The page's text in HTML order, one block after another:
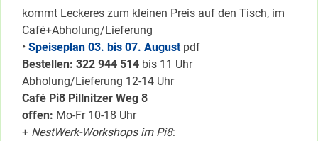
kommt Leckeres zum kleinen Preis auf den Tisch, im
Café+Abholung/Lieferung
• Speiseplan 03. bis 07. August pdf
Bestellen: 322 944 514 bis 11 Uhr
Abholung/Lieferung 12-14 Uhr
Café Pi8 Pillnitzer Weg 8
offen: Mo-Fr 10-18 Uhr
+ NestWerk-Workshops im Pi8: